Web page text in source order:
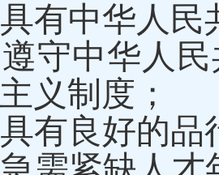
具有中华人
遵守中华人
义制度；
具有良好的